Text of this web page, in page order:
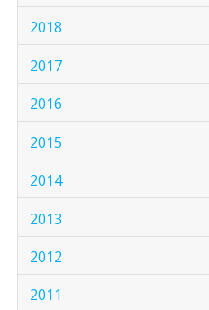
2018
2017
2016
2015
2014
2013
2012
2011